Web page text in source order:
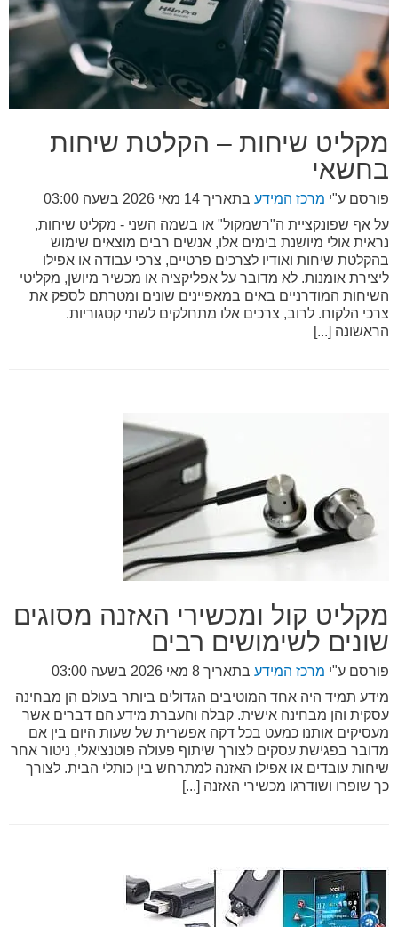
מקליט שיחות – הקלטת שיחות
בחשאי
פורסם ע"י מרכז המידע בתאריך 14 מאי 2026 בשעה 03:00
על אף שפונקציית ה"רשמקול" או בשמה השני - מקליט שיחות,
נראית אולי מיושנת בימים אלו, אנשים רבים מוצאים שימוש
בהקלטת שיחות ואודיו לצרכים פרטיים, צרכי עבודה או אפילו
ליצירת אומנות. לא מדובר על אפליקציה או מכשיר מיושן, מקליטי
השיחות המודרניים באים במאפיינים שונים ומטרתם לספק את
צרכי הלקוח. לרוב, צרכים אלו מתחלקים לשתי קטגוריות.
הראשונה [...]
מקליט קול ומכשירי האזנה מסוגים
שונים לשימושים רבים
פורסם ע"י מרכז המידע בתאריך 8 מאי 2026 בשעה 03:00
מידע תמיד היה אחד המוטיבים הגדולים ביותר בעולם הן מבחינה
עסקית והן מבחינה אישית. קבלה והעברת מידע הם דברים אשר
מעסיקים אותנו כמעט בכל דקה אפשרית של שעות היום בין אם
מדובר בפגישת עסקים לצורך שיתוף פעולה פוטנציאלי, ניטור אחר
שיחות עובדים או אפילו האזנה למתרחש בין כותלי הבית. לצורך
כך שופרו ושודרגו מכשירי האזנה [...]